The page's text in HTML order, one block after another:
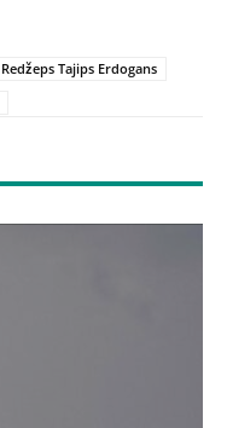
Redžeps Tajips Erdogans